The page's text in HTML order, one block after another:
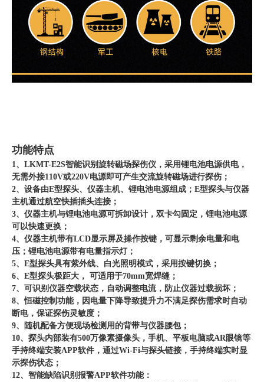
功能特点
1、LKMT-E2S智能识别旋转磁场探伤仪，采用锂电池电源供电，
无需外接110V或220V电源即可产生交流旋转磁场进行探伤；
2、设备由E型探头、仪器主机、锂电池电源组成；E型探头与仪器
主机通过航空快插插头连接；
3、仪器主机与锂电池电源可拆卸设计，双卡勾固定，锂电池电源
可以快速更换；
4、仪器主机带有LCD显示屏及操作按键，可显示剩余电量和电
压；锂电池电源带有电量指示灯；
5、E型探头具有紫外线、白光照明模式，采用按键切换；
6、E型探头极距大， 可适用于70mm宽焊缝；
7、可识别仪器空载状态，自动调整电流，防止仪器过载损坏；
8、恒磁控制功能，因电量下降导致提升力不满足探伤需求时自动
断电，保证探伤灵敏度；
9、随机配备方便现场检测用的背带与仪器腰包；
10、探头内部装有500万像素摄像头，手机、平板电脑或AR眼镜等
手持终端安装APP软件，通过Wi-Fi与探头链接，手持终端实时显
示探伤状态；
12、智能缺陷识别报警APP软件功能：